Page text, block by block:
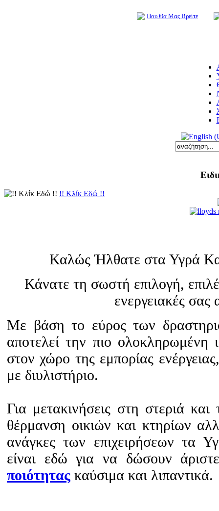
Που Θα Μας Βρείτε
!! Κλίκ Εδώ !!
Καλώς Ήλθατε στα Υγρά
Κάνατε τη σωστή επιλογή,
ενεργειακές σας
Με βάση το εύρος των
αποτελεί την πιο ολοκληρωμένη
στον χώρο της εμπορίας
με διυλιστήριο.
Για μετακινήσεις στη στεριά
θέρμανση οικιών και κτηρίων
ανάγκες των επιχειρήσεων τα
είναι εδώ για να δώσουν
ποιότητας καύσιμα και λιπαντικά.